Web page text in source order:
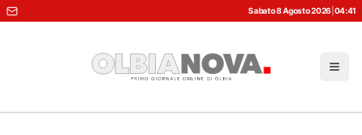
Sabato 8 Agosto 2026 04:41